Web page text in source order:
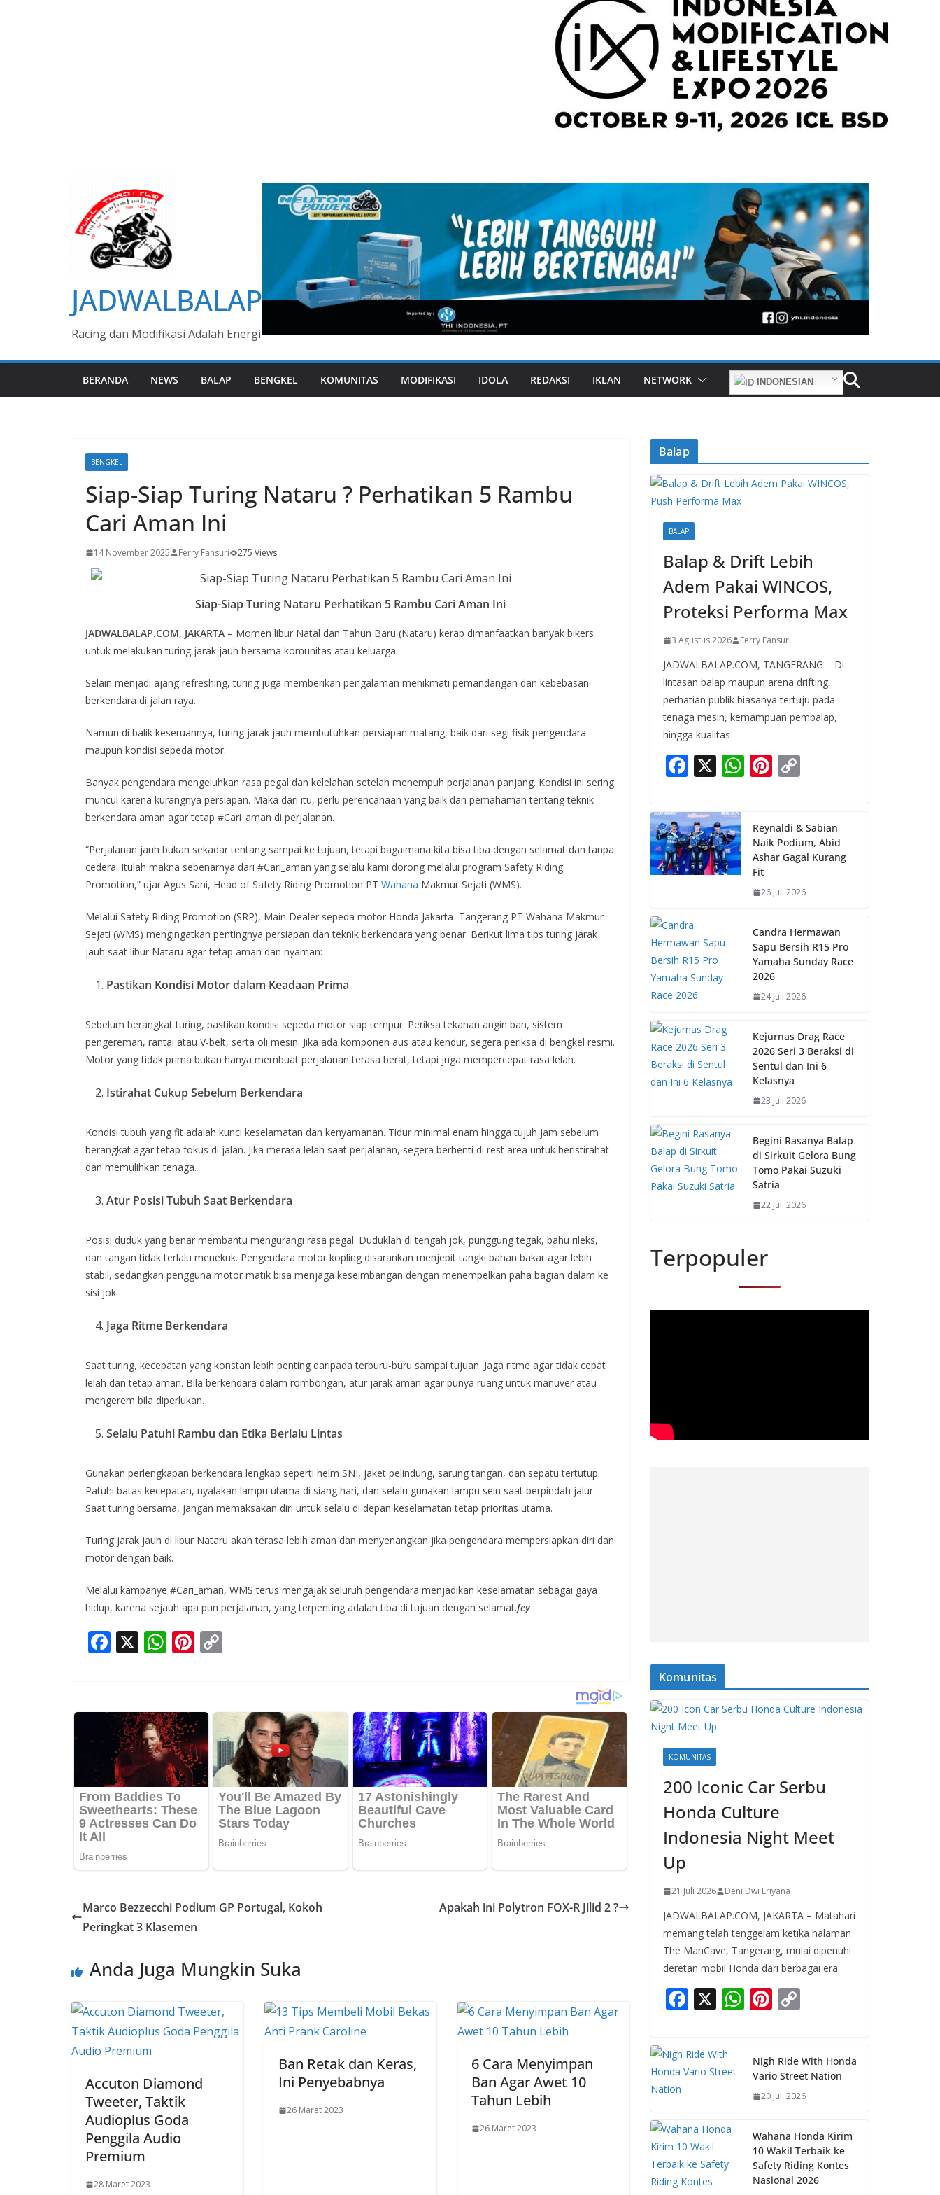
JADWALBALAP
Racing dan Modifikasi Adalah Energi
BERANDA NEWS BALAP BENGKEL KOMUNITAS MODIFIKASI IDOLA REDAKSI IKLAN NETWORK INDONESIAN
BENGKEL
Siap-Siap Turing Nataru ? Perhatikan 5 Rambu
Cari Aman Ini
14 November 2025 Ferry Fansuri 275 Views
Siap-Siap Turing Nataru Perhatikan 5 Rambu Cari Aman Ini
JADWALBALAP.COM, JAKARTA – Momen libur Natal dan Tahun Baru (Nataru) kerap dimanfaatkan banyak bikers
untuk melakukan turing jarak jauh bersama komunitas atau keluarga.
Selain menjadi ajang refreshing, turing juga memberikan pengalaman menikmati pemandangan dan kebebasan
berkendara di jalan raya.
Namun di balik keseruannya, turing jarak jauh membutuhkan persiapan matang, baik dari segi fisik pengendara
maupun kondisi sepeda motor.
Banyak pengendara mengeluhkan rasa pegal dan kelelahan setelah menempuh perjalanan panjang. Kondisi ini sering
muncul karena kurangnya persiapan. Maka dari itu, perlu perencanaan yang baik dan pemahaman tentang teknik
berkendara aman agar tetap #Cari_aman di perjalanan.
“Perjalanan jauh bukan sekadar tentang sampai ke tujuan, tetapi bagaimana kita bisa tiba dengan selamat dan tanpa
cedera. Itulah makna sebenarnya dari #Cari_aman yang selalu kami dorong melalui program Safety Riding
Promotion,” ujar Agus Sani, Head of Safety Riding Promotion PT Wahana Makmur Sejati (WMS).
Melalui Safety Riding Promotion (SRP), Main Dealer sepeda motor Honda Jakarta–Tangerang PT Wahana Makmur
Sejati (WMS) mengingatkan pentingnya persiapan dan teknik berkendara yang benar. Berikut lima tips turing jarak
jauh saat libur Nataru agar tetap aman dan nyaman:
Pastikan Kondisi Motor dalam Keadaan Prima
Sebelum berangkat turing, pastikan kondisi sepeda motor siap tempur. Periksa tekanan angin ban, sistem
pengereman, rantai atau V-belt, serta oli mesin. Jika ada komponen aus atau kendur, segera periksa di bengkel resmi.
Motor yang tidak prima bukan hanya membuat perjalanan terasa berat, tetapi juga mempercepat rasa lelah.
Istirahat Cukup Sebelum Berkendara
Kondisi tubuh yang fit adalah kunci keselamatan dan kenyamanan. Tidur minimal enam hingga tujuh jam sebelum
berangkat agar tetap fokus di jalan. Jika merasa lelah saat perjalanan, segera berhenti di rest area untuk beristirahat
dan memulihkan tenaga.
Atur Posisi Tubuh Saat Berkendara
Posisi duduk yang benar membantu mengurangi rasa pegal. Duduklah di tengah jok, punggung tegak, bahu rileks,
dan tangan tidak terlalu menekuk. Pengendara motor kopling disarankan menjepit tangki bahan bakar agar lebih
stabil, sedangkan pengguna motor matik bisa menjaga keseimbangan dengan menempelkan paha bagian dalam ke
sisi jok.
Jaga Ritme Berkendara
Saat turing, kecepatan yang konstan lebih penting daripada terburu-buru sampai tujuan. Jaga ritme agar tidak cepat
lelah dan tetap aman. Bila berkendara dalam rombongan, atur jarak aman agar punya ruang untuk manuver atau
mengerem bila diperlukan.
Selalu Patuhi Rambu dan Etika Berlalu Lintas
Gunakan perlengkapan berkendara lengkap seperti helm SNI, jaket pelindung, sarung tangan, dan sepatu tertutup.
Patuhi batas kecepatan, nyalakan lampu utama di siang hari, dan selalu gunakan lampu sein saat berpindah jalur.
Saat turing bersama, jangan memaksakan diri untuk selalu di depan keselamatan tetap prioritas utama.
Turing jarak jauh di libur Nataru akan terasa lebih aman dan menyenangkan jika pengendara mempersiapkan diri dan
motor dengan baik.
Melalui kampanye #Cari_aman, WMS terus mengajak seluruh pengendara menjadikan keselamatan sebagai gaya
hidup, karena sejauh apa pun perjalanan, yang terpenting adalah tiba di tujuan dengan selamat.fey
F
ac
b
o
o
k
X W
h
s
A
p
p
Pi
nt
e
st
y
Li
n
k
Marco Bezzecchi Podium GP Portugal, Kokoh
Peringkat 3 Klasemen
Apakah ini Polytron FOX-R Jilid 2 ?
Anda Juga Mungkin Suka
Accuton Diamond
Tweeter, Taktik
Audioplus Goda
Penggila Audio
Premium
28 Maret 2023
Ban Retak dan Keras,
Ini Penyebabnya
26 Maret 2023
6 Cara Menyimpan
Ban Agar Awet 10
Tahun Lebih
26 Maret 2023
Balap
BALAP
Balap & Drift Lebih
Adem Pakai WINCOS,
Proteksi Performa Max
3 Agustus 2026 Ferry Fansuri
JADWALBALAP.COM, TANGERANG – Di
lintasan balap maupun arena drifting,
perhatian publik biasanya tertuju pada
tenaga mesin, kemampuan pembalap,
hingga kualitas
F
e
b
o
o
X W
s
A
p
p
Pi
e
st
y
Li
k
Reynaldi & Sabian
Naik Podium, Abid
Ashar Gagal Kurang
Fit
26 Juli 2026
Candra Hermawan
Sapu Bersih R15 Pro
Yamaha Sunday Race
2026
24 Juli 2026
Kejurnas Drag Race
2026 Seri 3 Beraksi di
Sentul dan Ini 6
Kelasnya
23 Juli 2026
Begini Rasanya Balap
di Sirkuit Gelora Bung
Tomo Pakai Suzuki
Satria
22 Juli 2026
Terpopuler
Komunitas
KOMUNITAS
200 Iconic Car Serbu
Honda Culture
Indonesia Night Meet
Up
21 Juli 2026 Deni Dwi Eriyana
JADWALBALAP.COM, JAKARTA – Matahari
memang telah tenggelam ketika halaman
The ManCave, Tangerang, mulai dipenuhi
deretan mobil Honda dari berbagai era.
F
e
b
k
X W
s
A
p
Pi
e
st
y
Li
k
Nigh Ride With Honda
Vario Street Nation
20 Juli 2026
Wahana Honda Kirim
10 Wakil Terbaik ke
Safety Riding Kontes
Nasional 2026